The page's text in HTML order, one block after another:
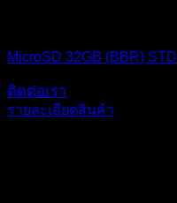
MicroSD 32GB (BBR) STD
ติดต่อเรา
รายละเอียดสินค้า